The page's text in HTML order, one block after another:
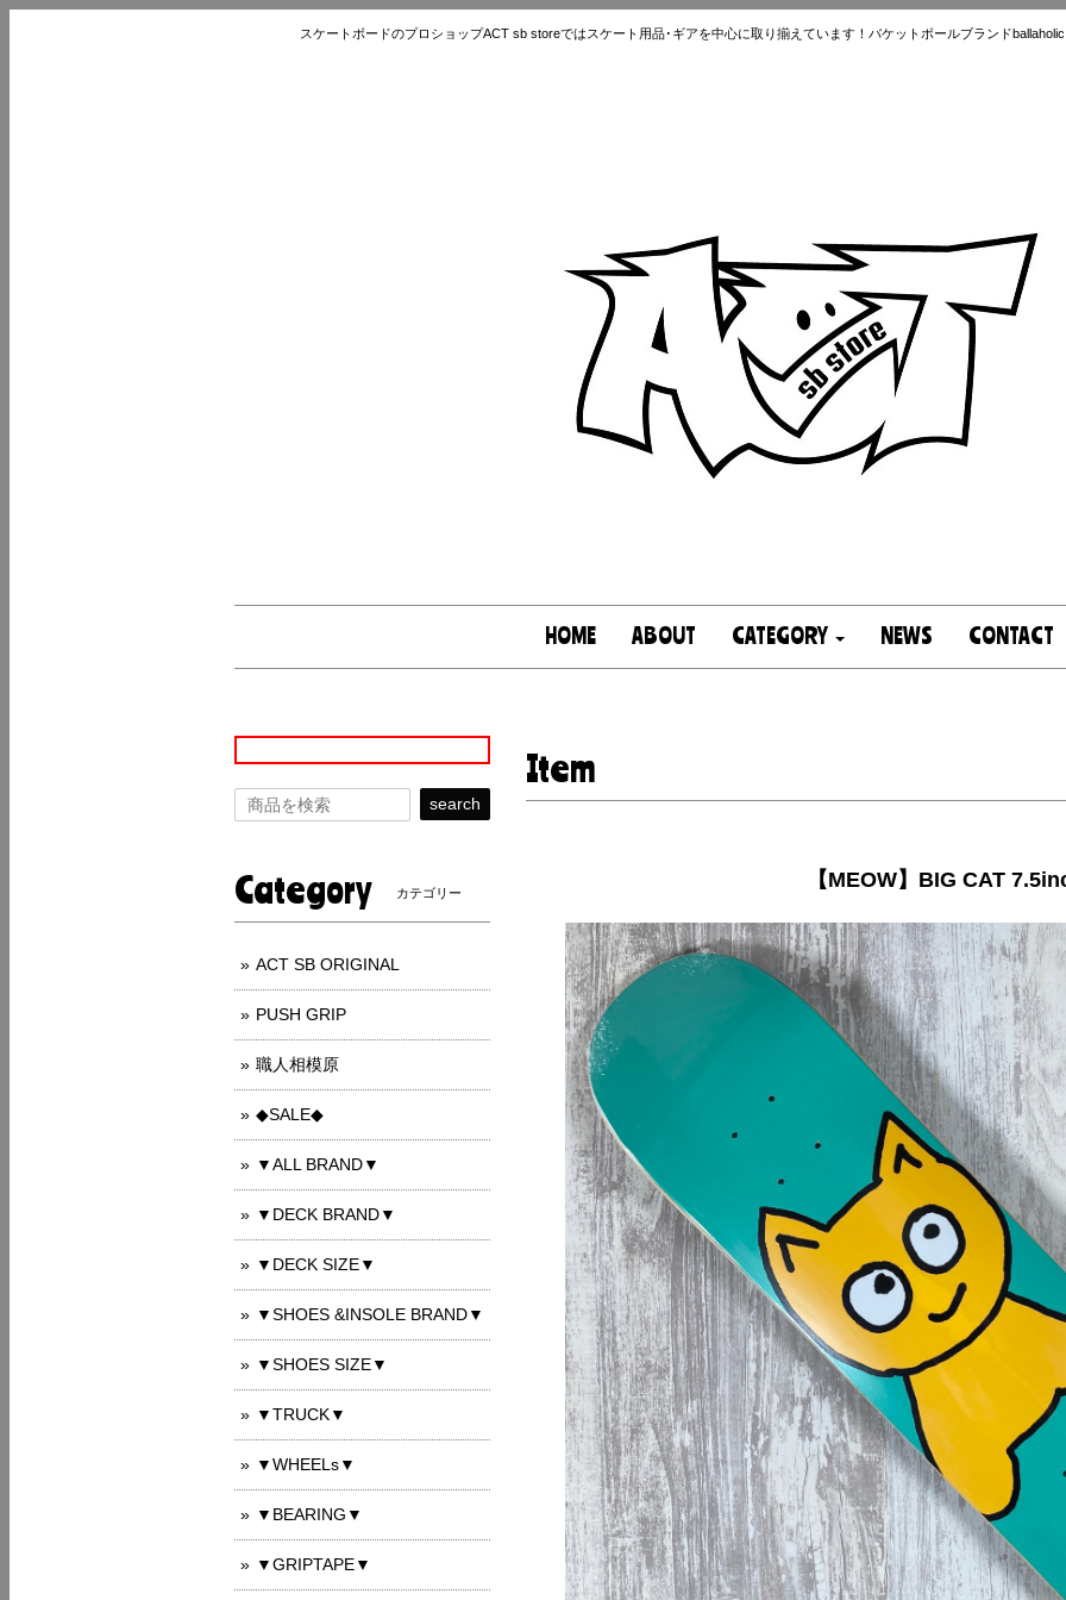
スケートボードのプロショップACT sb storeではスケート用品･ギアを中心に取り揃えています！バケットボールブランド
HOME ABOUT CATEGORY NEWS CONTACT
Item
【MEOW】BIG CAT
search
Category カテゴリー
ACT SB ORIGINAL
PUSH GRIP
職人相模原
◆SALE◆
▼ALL BRAND▼
▼DECK BRAND▼
▼DECK SIZE▼
▼SHOES &INSOLE BRAND▼
▼SHOES SIZE▼
▼TRUCK▼
▼WHEELs▼
▼BEARING▼
▼GRIPTAPE▼